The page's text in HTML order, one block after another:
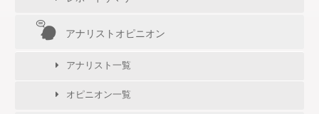
アナリストオピニオン
アナリスト一覧
オピニオン一覧